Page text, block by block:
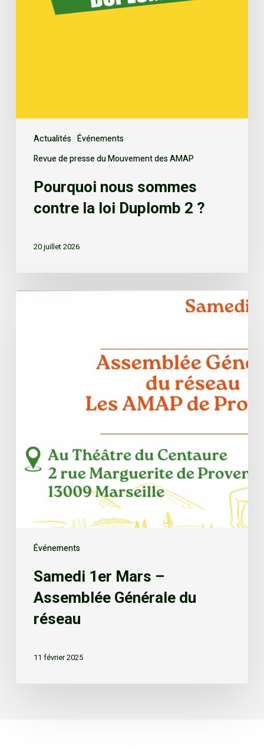
Actualités Événements
Revue de presse du Mouvement des AMAP
Pourquoi nous sommes
contre la loi Duplomb 2 ?
20 juillet 2026
Événements
Samedi 1er Mars –
Assemblée Générale du
réseau
11 février 2025